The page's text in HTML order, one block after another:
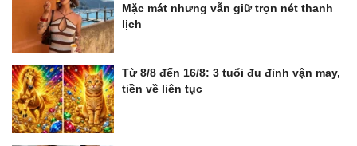
Mặc mát nhưng vẫn giữ trọn nét thanh
lịch
Từ 8/8 đến 16/8: 3 tuổi đu đỉnh vận may,
tiền về liên tục